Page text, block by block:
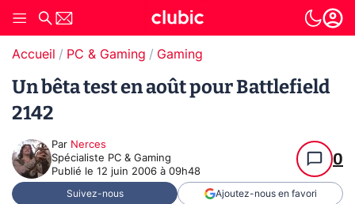
Accueil PC & Gaming Gaming
Un bêta test en août pour Battlefield
2142
Par Nerces
Spécialiste PC & Gaming
Publié le 12 juin 2006 à 09h48
0
Suivez-nous Ajoutez-nous en favori